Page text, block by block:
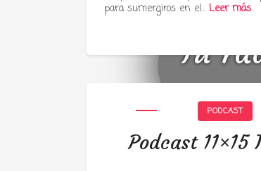
Tu
para sumergiros en el…Leer más
PODCAST
Podcast 11×15